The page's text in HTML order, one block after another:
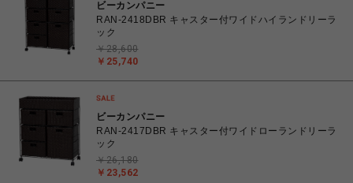
ビーカンパニー
RAN-2418DBR キャスター付ワイドハイランドリーラ
ック
￥25,740
￥28,600
ビーカンパニー
RAN-2417DBR キャスター付ワイドローランドリーラ
ック
￥23,562
￥26,180